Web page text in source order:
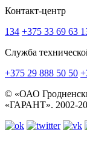
Контакт-центр
134 +375 33 69 63
Служба
+375 29 888 50 50
© «ОАО
«ГАРАНТ». 2002-